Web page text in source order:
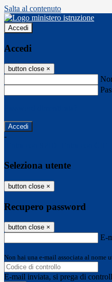
Salta al contenuto
Accedi
Accedi
button close ×
-
Seleziona utente
button close ×
Recupero password
button close ×
E-
Non hai una e-mail associata al nome
E-mail inviata, si prega di